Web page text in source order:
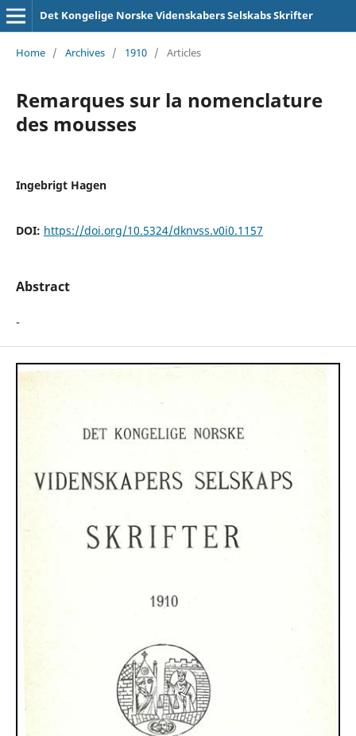
Det Kongelige Norske Videnskabers Selskabs Skrifter
Home / Archives / 1910 / Articles
Remarques sur la nomenclature
des mousses
Ingebrigt Hagen
DOI: https://doi.org/10.5324/dknvss.v0i0.1157
Abstract
-